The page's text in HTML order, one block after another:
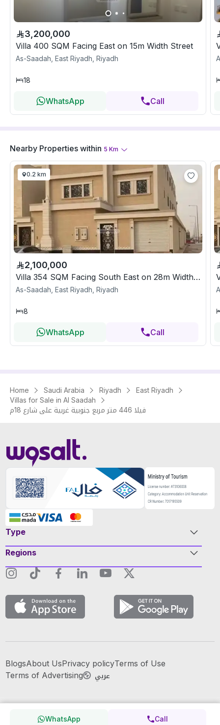
3,200,000
Villa 400 SQM Facing East on 15m Width Street
As-Saadah, East Riyadh, Riyadh
18
WhatsApp Call
Nearby Properties within 5 Km
0.2 km
2,100,000
Villa 354 SQM Facing South East on 28m Width Street
As-Saadah, East Riyadh, Riyadh
8
WhatsApp Call
Home Saudi Arabia Riyadh
East Riyadh
Villas for Sale in Al Saadah
فيلا 446 متر مربع جنوبية غربية على شارع 18م
Type
Regions
BlogsAbout UsPrivacy policyTerms of Use
Terms of Advertising
عربي
WhatsApp Call